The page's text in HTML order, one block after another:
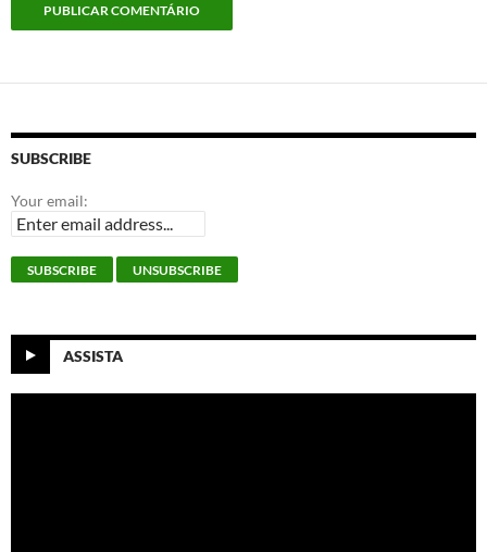
SUBSCRIBE
Your email:
ASSISTA